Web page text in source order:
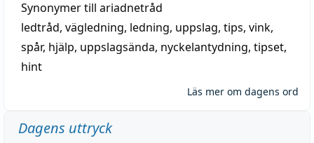
Synonymer till ariadnetråd
ledtråd, vägledning, ledning, uppslag, tips, vink,
spår, hjälp, uppslagsända, nyckelantydning, tipset,
hint
Läs mer om dagens ord
Dagens uttryck